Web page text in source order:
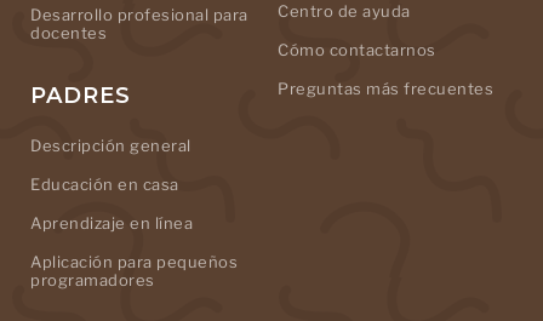
Desarrollo profesional para
docentes
PADRES
Descripción general
Educación en casa
Aprendizaje en línea
Aplicación para pequeños
programadores
Centro de ayuda
Cómo contactarnos
Preguntas más frecuentes